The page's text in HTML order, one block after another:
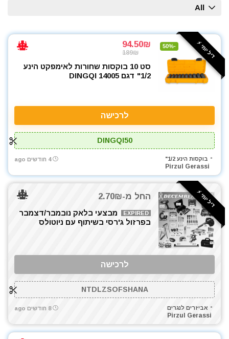
ביטים, מקדחים ובוקסות
גוזם גדר חיה
דיבלים וברגים
חומרי הדבקה ואיטום
טרימר / ראוטר
כלי שינוע ועגלות
כליבות בורג
כליבות מהירות
כלים ידניים
כלים לחשמלאים
כרסומים לטרימר / ראוטר
להבים ומתכלים
מאוורר טכני
מברגות מקדחות ומברגונים
מברגים
מברגת גבס
מברגת פוטר קלאץ'
מדחס / קומפרסור
מטען סוללות קירי
All
דיל יומי ⚡️ -50%
94.50₪
189₪
סט 10 בוקסות שחורות לאימפקט הינע
1/2" דגם DINGQI 14005
לרכישה
DINGQI50
בוקסות הינע 1/2"
Pirzul Gerassi
4 חודשים ago
דיל יומי ⚡️ החל מ-2.70₪
EXPIRED
מבצעי בלאק נובמבר/דצמבר
בפרזול ג'רסי בשיתוף עם ניוטולס
לרכישה
NTDLZSOFSHANA
אביזרים לנגרים
Pirzul Gerassi
8 חודשים ago